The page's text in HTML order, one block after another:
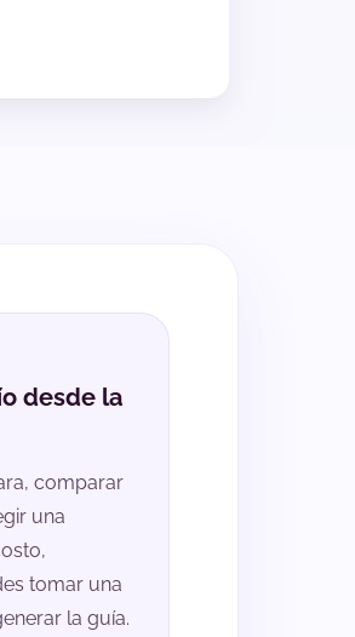
desde la
comparar
una
tomar una
la guía.